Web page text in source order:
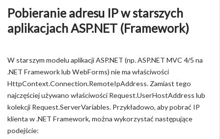
Pobieranie adresu IP w starszych
aplikacjach ASP.NET (Framework)
W starszym modelu aplikacji ASP.NET (np. ASP.NET MVC 4/5 na
.NET Framework lub WebForms) nie ma właściwości
HttpContext.Connection.RemoteIpAddress. Zamiast tego
najczęściej używano właściwości Request.UserHostAddress lub
kolekcji Request.ServerVariables. Przykładowo, aby pobrać IP
klienta w .NET Framework, można wykorzystać następujące
podejście: